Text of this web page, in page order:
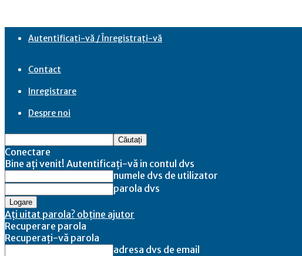
Autentificați-vă / Înregistrați-vă
Contact
Inregistrare
Despre noi
Conectare
Bine ați venit! Autentificați-vă in contul dvs
numele dvs de utilizator
parola dvs
Ați uitat parola? obține ajutor
Recuperare parola
Recuperați-vă parola
adresa dvs de email